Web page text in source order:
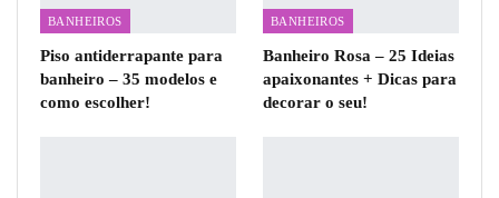
BANHEIROS
Piso antiderrapante para
banheiro – 35 modelos e
como escolher!
BANHEIROS
Banheiro Rosa – 25 Ideias
apaixonantes + Dicas para
decorar o seu!